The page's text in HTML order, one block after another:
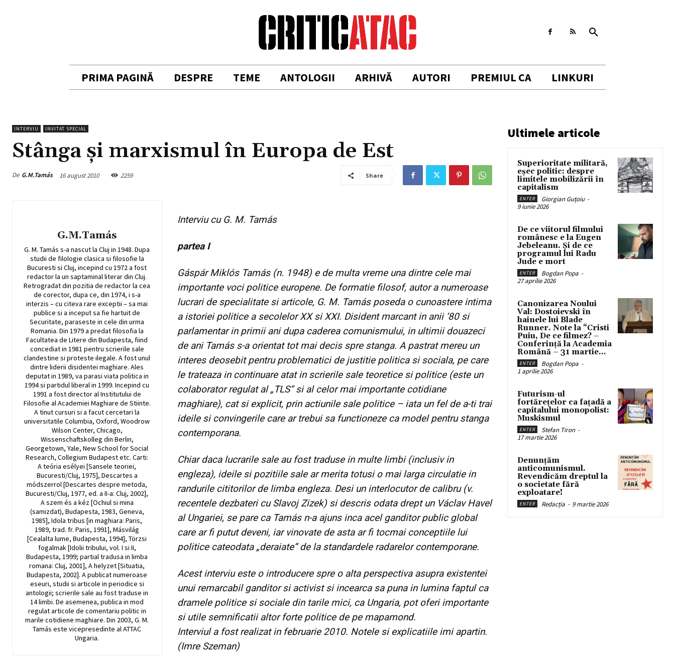
PRIMA PAGINĂ DESPRE TEME ANTOLOGII ARHIVĂ AUTORI PREMIUL CA LINKURI
INTERVIU INVITAT SPECIAL
Stânga şi marxismul în Europa de Est
De G.M.Tamás 16 august 2010 2259 Share
G.M.Tamás
G. M. Tamás s-a nascut la Cluj in 1948. Dupa
studii de filologie clasica si filosofie la
Bucuresti si Cluj, incepind cu 1972 a fost
redactor la un saptaminal literar din Cluj.
Retrogradat din pozitia de redactor la cea
de corector, dupa ce, din 1974, i s-a
interzis – cu citeva rare exceptii – sa mai
publice si a inceput sa fie hartuit de
Securitate, paraseste in cele din urma
Romania. Din 1979 a predat filosofia la
Facultatea de Litere din Budapesta, fiind
concediat in 1981 pentru scrierile sale
clandestine si proteste ilegale. A fost unul
dintre liderii disidentei maghiare. Ales
deputat in 1989, va parasi viata politica in
1994 si partidul liberal in 1999. Incepind cu
1991 a fost director al Institutului de
Filosofie al Academiei Maghiare de Stiinte.
A tinut cursuri si a facut cercetari la
universitatile Columbia, Oxford, Woodrow
Wilson Center, Chicago,
Wissenschaftskolleg din Berlin,
Georgetown, Yale, New School for Social
Research, Collegium Budapest etc. Carti:
A teória esélyei [Sansele teoriei,
Bucuresti/Cluj, 1975], Descartes a
módszerrol [Descartes despre metoda,
Bucuresti/Cluj, 1977, ed. a II-a: Cluj, 2002],
A szem és a kéz [Ochiul si mina
(samizdat), Budapesta, 1983, Geneva,
1985], Idola tribus [in maghiara: Paris,
1989, trad. fr. Paris, 1991], Másvilág
[Cealalta lume, Budapesta, 1994], Törzsi
fogalmak [Idolii tribului, vol. I si II,
Budapesta, 1999; partial tradusa in limba
romana: Cluj, 2001], A helyzet [Situatia,
Budapesta, 2002]. A publicat numeroase
eseuri, studii si articole in periodice si
antologii; scrierile sale au fost traduse in
14 limbi. De asemenea, publica in mod
regulat articole de comentariu politic in
marile cotidiene maghiare. Din 2003, G. M.
Tamás este vicepresedinte al ATTAC
Ungaria.
Interviu cu G. M. Tamás
partea I
Gáspár Miklós Tamás (n. 1948) e de multa vreme una dintre cele mai
importante voci politice europene. De formatie filosof, autor a numeroase
lucrari de specialitate si articole, G. M. Tamás poseda o cunoastere intima
a istoriei politice a secolelor XX si XXI. Disident marcant in anii ‘80 si
parlamentar in primii ani dupa caderea comunismului, in ultimii douazeci
de ani Tamás s-a orientat tot mai decis spre stanga. A pastrat mereu un
interes deosebit pentru problematici de justitie politica si sociala, pe care
le trateaza in continuare atat in scrierile sale teoretice si politice (este un
colaborator regulat al „TLS“ si al celor mai importante cotidiane
maghiare), cat si explicit, prin actiunile sale politice – iata un fel de a-ti trai
ideile si convingerile care ar trebui sa functioneze ca model pentru stanga
contemporana.
Chiar daca lucrarile sale au fost traduse in multe limbi (inclusiv in
engleza), ideile si pozitiile sale ar merita totusi o mai larga circulatie in
randurile cititorilor de limba engleza. Desi un interlocutor de calibru (v.
recentele dezbateri cu Slavoj Zizek) si descris odata drept un Václav Havel
al Ungariei, se pare ca Tamás n-a ajuns inca acel ganditor public global
care ar fi putut deveni, iar vinovate de asta ar fi tocmai conceptiile lui
politice cateodata „deraiate“ de la standardele radarelor contemporane.
Acest interviu este o introducere spre o alta perspectiva asupra existentei
unui remarcabil ganditor si activist si incearca sa puna in lumina faptul ca
dramele politice si sociale din tarile mici, ca Ungaria, pot oferi importante
si utile semnificatii altor forte politice de pe mapamond.
Interviul a fost realizat in februarie 2010. Notele si explicatiile imi apartin.
(Imre Szeman)
Ultimele articole
Superioritate militară,
eșec politic: despre
limitele mobilizării în
capitalism
ENTER Giorgian Guțoiu -
9 iunie 2026
De ce viitorul filmului
românesc e la Eugen
Jebeleanu. Și de ce
programul lui Radu
Jude e mort
ENTER Bogdan Popa -
27 aprilie 2026
Canonizarea Noului
Val: Dostoievski în
hainele lui Blade
Runner. Note la “Cristi
Puiu, De ce filmez? –
Conferință la Academia
Română – 31 martie...
ENTER Bogdan Popa -
1 aprilie 2026
Futurism-ul
fortărețelor ca fațadă a
capitalului monopolist:
Muskismul
ENTER Stefan Tiron -
17 martie 2026
Denunțăm
anticomunismul.
Revendicăm dreptul la
o societate fără
exploatare!
ENTER Redacția - 9 martie 2026